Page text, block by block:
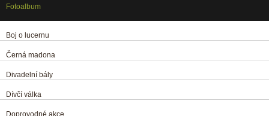
Fotoalbum
Boj o lucernu
Černá madona
Divadelní bály
Dívčí válka
Doprovodné akce